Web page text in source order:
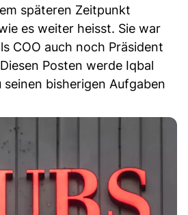
späteren Zeitpunkt
es weiter heisst. Sie war
COO auch noch Präsident
Posten werde Iqbal
bisherigen Aufgaben